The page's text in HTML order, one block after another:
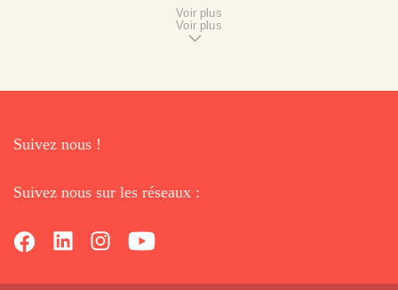
Voir plus
Voir plus
Suivez nous !
Suivez nous sur les réseaux :